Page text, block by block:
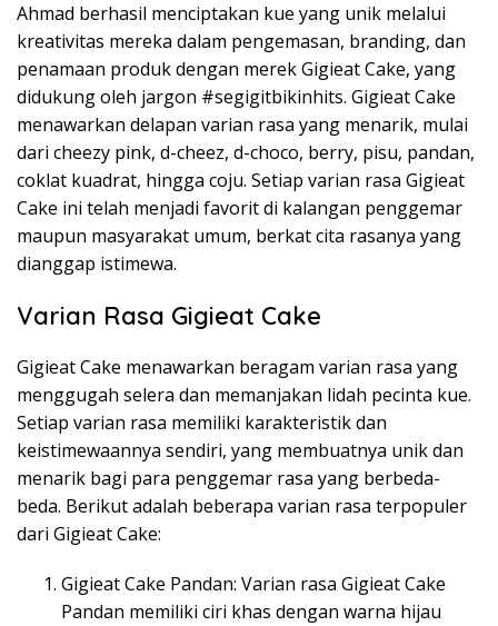
Ahmad berhasil menciptakan kue yang unik melalui
kreativitas mereka dalam pengemasan, branding, dan
penamaan produk dengan merek Gigieat Cake, yang
didukung oleh jargon #segigitbikinhits. Gigieat Cake
menawarkan delapan varian rasa yang menarik, mulai
dari cheezy pink, d-cheez, d-choco, berry, pisu, pandan,
coklat kuadrat, hingga coju. Setiap varian rasa Gigieat
Cake ini telah menjadi favorit di kalangan penggemar
maupun masyarakat umum, berkat cita rasanya yang
dianggap istimewa.
Varian Rasa Gigieat Cake
Gigieat Cake menawarkan beragam varian rasa yang
menggugah selera dan memanjakan lidah pecinta kue.
Setiap varian rasa memiliki karakteristik dan
keistimewaannya sendiri, yang membuatnya unik dan
menarik bagi para penggemar rasa yang berbeda-
beda. Berikut adalah beberapa varian rasa terpopuler
dari Gigieat Cake:
Gigieat Cake Pandan: Varian rasa Gigieat Cake
Pandan memiliki ciri khas dengan warna hijau